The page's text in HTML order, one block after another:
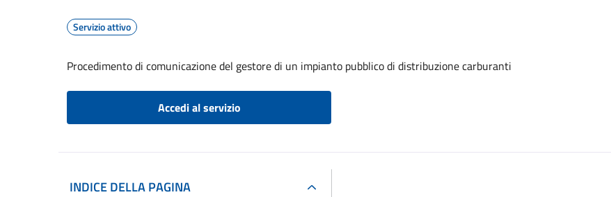
Servizio attivo
Procedimento di comunicazione del gestore di un impianto pubblico di distribuzione carburanti
Accedi al servizio
INDICE DELLA PAGINA